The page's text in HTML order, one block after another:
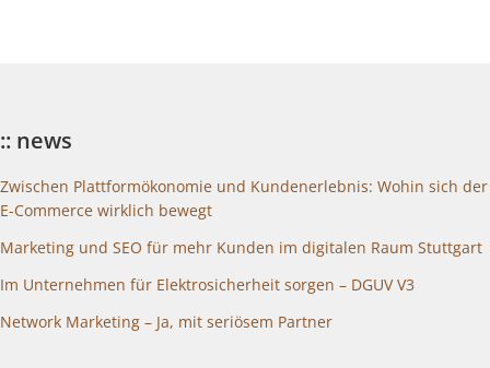
:: news
Zwischen Plattformökonomie und Kundenerlebnis: Wohin sich der
E-Commerce wirklich bewegt
Marketing und SEO für mehr Kunden im digitalen Raum Stuttgart
Im Unternehmen für Elektrosicherheit sorgen – DGUV V3
Network Marketing – Ja, mit seriösem Partner